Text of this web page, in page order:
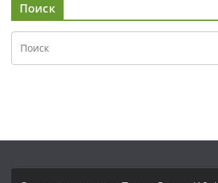
Поиск